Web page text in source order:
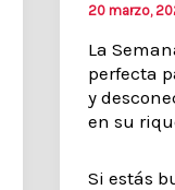
20 marzo,
La
perfecta
y
en su
Si estás